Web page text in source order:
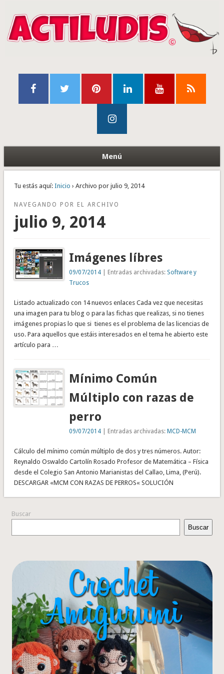
Menú
Tu estás aquí: Inicio › Archivo por julio 9, 2014
NAVEGANDO POR EL ARCHIVO
julio 9, 2014
Imágenes líbres
09/07/2014 | Entradas archivadas: Software y
Trucos
Listado actualizado con 14 nuevos enlaces Cada vez que necesitas
una imagen para tu blog o para las fichas que realizas, si no tienes
imágenes propias lo que si tienes es el problema de las licencias de
uso. Para aquellos que estáis interesados en el tema he abierto este
artículo para …
Mínimo Común
Múltiplo con razas de
perro
09/07/2014 | Entradas archivadas:MCD-MCM
Cálculo del mínimo común múltiplo de dos y tres números. Autor:
Reynaldo Oswaldo Cartolín Rosado Profesor de Matemática – Física
desde el Colegio San Antonio Marianistas del Callao, Lima, (Perú).
DESCARGAR «MCM CON RAZAS DE PERROS« SOLUCIÓN
Buscar
Buscar